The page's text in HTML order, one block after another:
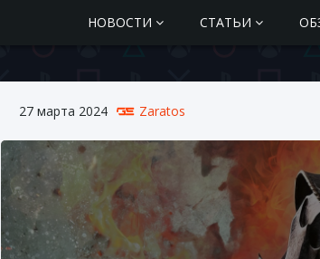
НОВОСТИ СТАТЬИ
27 марта 2024 Zaratos